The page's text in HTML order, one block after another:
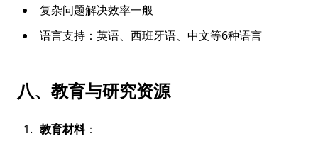
复杂问题解决效率一般
语言支持：英语、西班牙语、中文等6种语言
八、教育与研究资源
教育材料：